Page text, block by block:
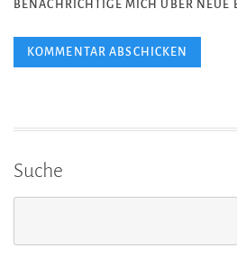
BENACHRICHTIGE MICH ÜBER NEUE
Suche